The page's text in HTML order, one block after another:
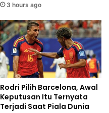
3 hours ago
Rodri Pilih Barcelona, Awal
Keputusan Itu Ternyata
Terjadi Saat Piala Dunia